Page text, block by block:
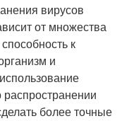
вирусов
от множества
к
и
более точные